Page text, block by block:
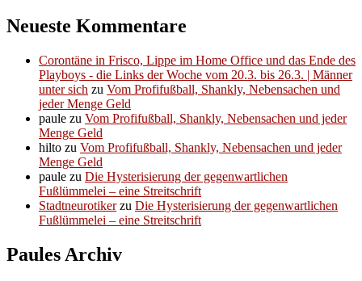
Neueste Kommentare
Corontäne in Frisco, Lippe im Home Office und das Ende des
Playboys - die Links der Woche vom 20.3. bis 26.3. | Männer
unter sich zu Vom Profifußball, Shankly, Nebensachen und
jeder Menge Geld
paule zu Vom Profifußball, Shankly, Nebensachen und jeder
Menge Geld
hilto zu Vom Profifußball, Shankly, Nebensachen und jeder
Menge Geld
paule zu Die Hysterisierung der gegenwartlichen
Fußlümmelei – eine Streitschrift
Stadtneurotikerzu Die Hysterisierung der gegenwartlichen
Fußlümmelei – eine Streitschrift
Paules Archiv